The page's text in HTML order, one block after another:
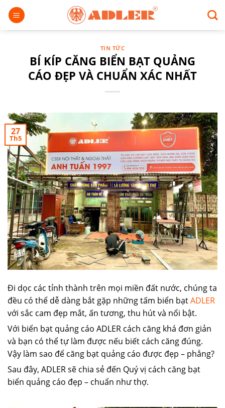
Chuyển
đến
nội
TIN TỨC
BÍ KÍP CĂNG BIỂN BẠT QUẢNG
CÁO ĐẸP VÀ CHUẨN XÁC NHẤT
27
Th5
Đi dọc các tỉnh thành trên mọi miền đất nước, chúng ta
đều có thể dễ dàng bắt gặp những tấm biển bạtADLER
với sắc cam đẹp mắt, ấn tương, thu hút và nổi bật.
Với biển bạt quảng cáo ADLER cách căng khá đơn giản
và bạn có thể tự làm được nếu biết cách căng đúng.
Vậy làm sao để căng bạt quảng cáo được đẹp – phẳng?
Sau đây, ADLERsẽ chia sẻ đến Quý vị cách căng bạt
biển quảng cáo đẹp – chuẩn như thợ.